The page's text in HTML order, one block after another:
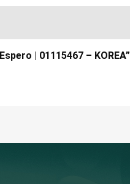
| 01115467 – KOREA”